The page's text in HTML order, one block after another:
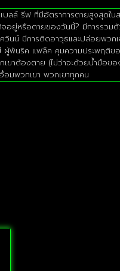
ล์ รีฟ ที่มีอัตราการตายสูงสุดใน
อยู่หรือตายของวันนี้? มีการรว
นน์ มีการติดอาวุธและปล่อยพวก
ผู้พันริค แฟล็ค คุมความประพฤติ
าต้องตาย (ไม่ว่าจะด้วยน้ำมือ
อมพวกเขา พวกเขาทุกคน